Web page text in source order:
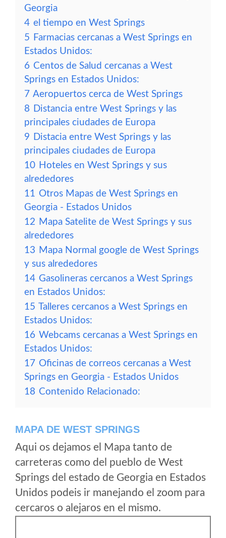
Georgia
4 el tiempo en West Springs
5 Farmacias cercanas a West Springs en
Estados Unidos:
6 Centos de Salud cercanas a West
Springs en Estados Unidos:
7 Aeropuertos cerca de West Springs
8 Distancia entre West Springs y las
principales ciudades de Europa
9 Distacia entre West Springs y las
principales ciudades de Europa
10 Hoteles en West Springs y sus
alrededores
11 Otros Mapas de West Springs en
Georgia - Estados Unidos
12 Mapa Satelite de West Springs y sus
alrededores
13 Mapa Normal google de West Springs
y sus alrededores
14 Gasolineras cercanos a West Springs
en Estados Unidos:
15 Talleres cercanos a West Springs en
Estados Unidos:
16 Webcams cercanas a West Springs en
Estados Unidos:
17 Oficinas de correos cercanas a West
Springs en Georgia - Estados Unidos
18 Contenido Relacionado:
MAPA DE WEST SPRINGS
Aqui os dejamos el Mapa tanto de
carreteras como del pueblo de West
Springs del estado de Georgia en Estados
Unidos podeis ir manejando el zoom para
cercaros o alejaros en el mismo.